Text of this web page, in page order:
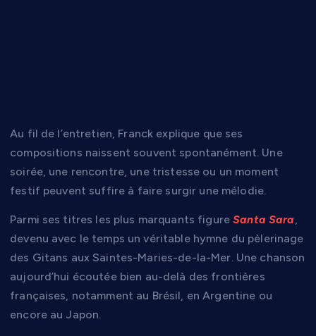
Au fil de l’entretien, Franck explique que ses
compositions naissent souvent spontanément. Une
soirée, une rencontre, une tristesse ou un moment
festif peuvent suffire à faire surgir une mélodie.
Parmi ses titres les plus marquants figureSanta Sara,
devenu avec le temps un véritable hymne du pèlerinage
des Gitans aux Saintes-Maries-de-la-Mer. Une chanson
aujourd’hui écoutée bien au-delà des frontières
françaises, notamment au Brésil, en Argentine ou
encore au Japon.